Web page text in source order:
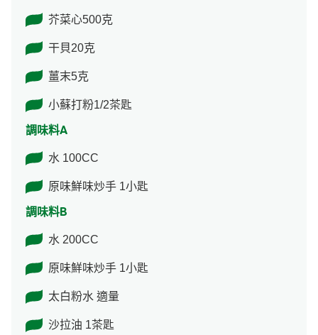
芥菜心500克
干貝20克
薑末5克
小蘇打粉1/2茶匙
調味料A
水 100CC
原味鮮味炒手 1小匙
調味料B
水 200CC
原味鮮味炒手 1小匙
太白粉水 適量
沙拉油 1茶匙